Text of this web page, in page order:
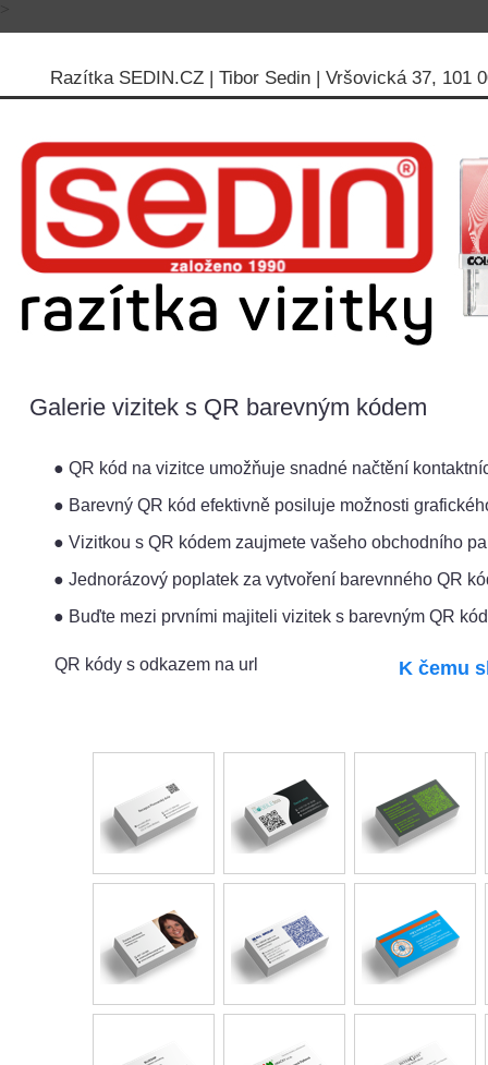
>
Galerie vizitek s QR barevným kódem
● QR kód na vizitce umožňuje snadné načtění
● Barevný QR kód efektivně posiluje možnosti
● Vizitkou s QR kódem zaujmete vašeho obchodního
● Jednorázový poplatek za vytvoření barevnného QR
● Buďte mezi prvními majiteli vizitek s barevným QR
QR kódy s odkazem na url
Razítka SEDIN.CZ | Tibor Sedin | Vršovická 37, 101
K čemu